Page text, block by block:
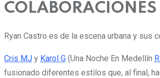
Ryan Castro es de la escena urbana y sus
Cris MJ y Karol G (Una Noche En Medellín
fusionado diferentes estilos que, al final,